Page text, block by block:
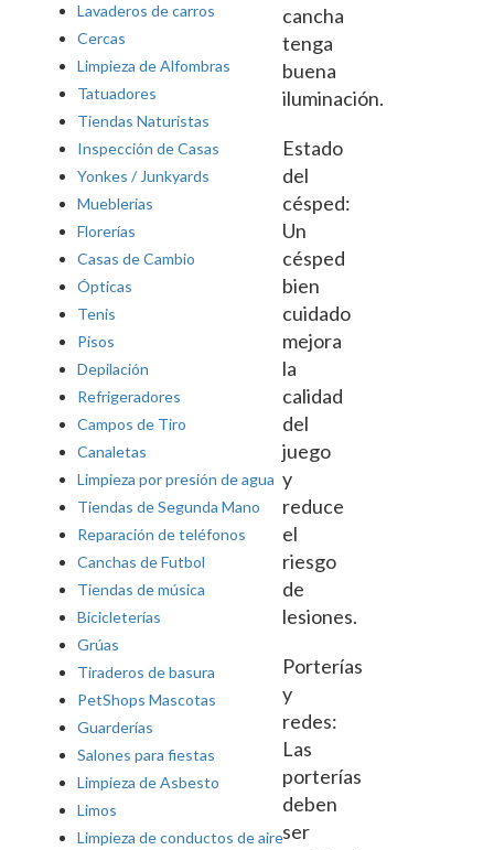
cancha
tenga
buena
iluminación.
Estado
del
césped:
Un
césped
bien
cuidado
mejora
la
calidad
del
juego
y
reduce
el
riesgo
de
lesiones.
Porterías
y
redes:
Las
porterías
deben
ser
Lavaderos de carros
Cercas
Limpieza de Alfombras
Tatuadores
Tiendas Naturistas
Inspección de Casas
Yonkes / Junkyards
Mueblerias
Florerías
Casas de Cambio
Ópticas
Tenis
Pisos
Depilación
Refrigeradores
Campos de Tiro
Canaletas
Limpieza por presión de agua
Tiendas de Segunda Mano
Reparación de teléfonos
Canchas de Futbol
Tiendas de música
Bicicleterías
Grúas
Tiraderos de basura
PetShops Mascotas
Guarderías
Salones para fiestas
Limpieza de Asbesto
Limos
Limpieza de conductos de aire